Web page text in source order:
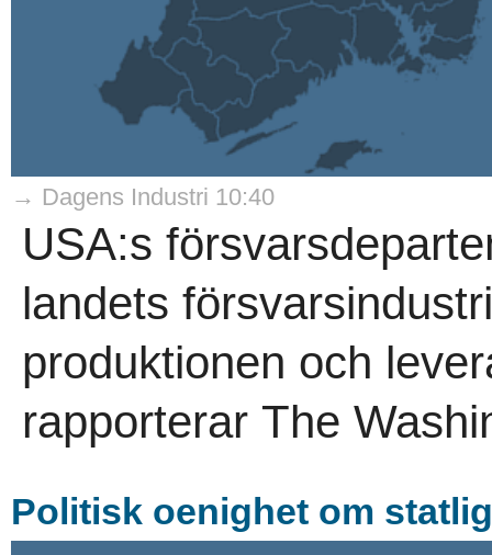
→ Dagens Industri 10:40
USA:s
landets
produktionen och
rapporterar The
Politisk oenighet om